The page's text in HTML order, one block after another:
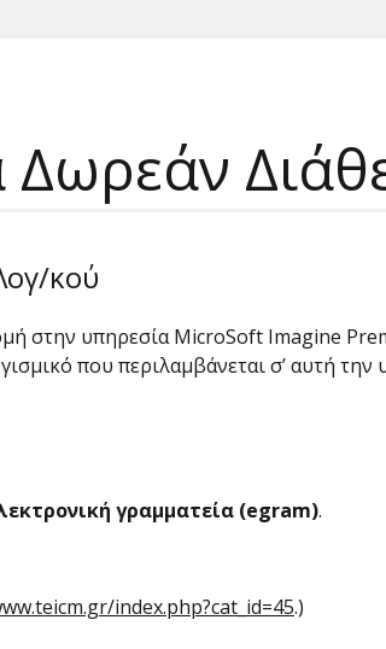
κού
υπηρεσία MicroSoft Imagine
που περιλαμβάνεται σ’ αυτή την
γραμματεία (egram).
index.php?cat_id=45.)